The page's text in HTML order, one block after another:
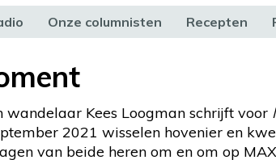
Onze columnisten Recepten
wandelaar Kees Loogman schrijft voor
2021 wisselen hovenier en
van beide heren om en om op